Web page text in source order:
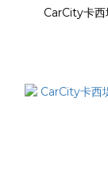
CarCity卡